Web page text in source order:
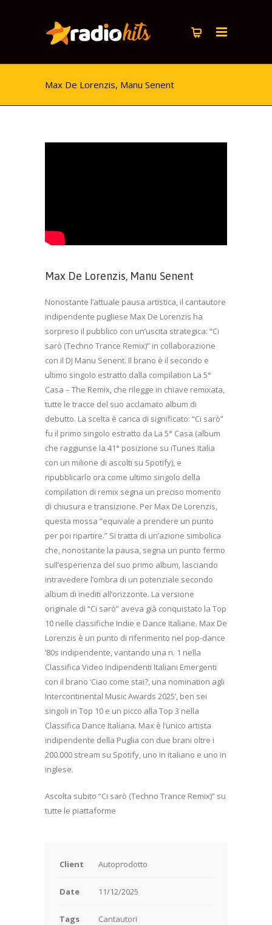
Max De Lorenzis, Manu Senent
Max De Lorenzis, Manu Senent
Nonostante l’attuale pausa artistica, il cantautore
indipendente pugliese Max De Lorenzis ha
sorpreso il pubblico con un’uscita strategica: “Ci
sarò (Techno Trance Remix)” in collaborazione
con il DJ Manu Senent. Il brano è il secondo e
ultimo singolo estratto dalla compilation La 5°
Casa – The Remix, che rilegge in chiave remixata,
tutte le tracce del suo acclamato album di
debutto. La scelta è carica di significato: “Ci sarò”
fu il primo singolo estratto da La 5° Casa (album
che raggiunse la 41° posizione su iTunes Italia
con un milione di ascolti su Spotify), e
ripubblicarlo ora come ultimo singolo della
compilation di remix segna un preciso momento
di chiusura e transizione. Per Max De Lorenzis,
questa mossa “equivale a prendere un punto
per poi ripartire.” Si tratta di un’azione simbolica
che, nonostante la pausa, segna un punto fermo
sull’esperienza del suo primo album, lasciando
intravedere l’ombra di un potenziale secondo
album di inediti all’orizzonte. La versione
originale di “Ci sarò” aveva già conquistato la Top
10 nelle classifiche Indie e Dance Italiane. Max De
Lorenzis è un punto di riferimento nel pop-dance
’80s indipendente, vantando una n. 1 nella
Classifica Video Indipendenti Italiani Emergenti
con il brano ‘Ciao come stai?, una nomination agli
Intercontinental Music Awards 2025’, ben sei
singoli in Top 10 e un picco alla Top 3 nella
Classifica Dance Italiana. Max è l’unico artista
indipendente della Puglia con due brani oltre i
200.000 stream su Spotify, uno in italiano e uno in
inglese.
Ascolta subito “Ci sarò (Techno Trance Remix)” su
tutte le piattaforme
Client Autoprodotto
Date 11/12/2025
Tags Cantautori